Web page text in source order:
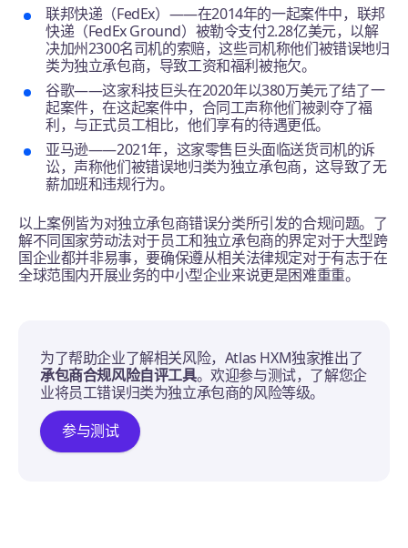
联邦快递（FedEx）——在2014年的一起案件中，联邦
快递（FedEx Ground）被勒令支付2.28亿美元，以解
决加州2300名司机的索赔，这些司机称他们被错误地归
类为独立承包商，导致工资和福利被拖欠。
谷歌——这家科技巨头在2020年以380万美元了结了一
起案件，在这起案件中，合同工声称他们被剥夺了福
利，与正式员工相比，他们享有的待遇更低。
亚马逊——2021年，这家零售巨头面临送货司机的诉
讼，声称他们被错误地归类为独立承包商，这导致了无
薪加班和违规行为。
以上案例皆为对独立承包商错误分类所引发的合规问题。了
解不同国家劳动法对于员工和独立承包商的界定对于大型跨
国企业都并非易事，要确保遵从相关法律规定对于有志于在
全球范围内开展业务的中小型企业来说更是困难重重。
为了帮助企业了解相关风险，Atlas HXM独家推出了
承包商合规风险自评工具。欢迎参与测试，了解您企
业将员工错误归类为独立承包商的风险等级。
参与测试